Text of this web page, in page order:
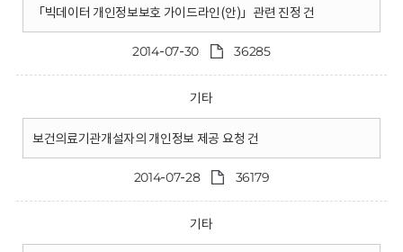
「빅데이터 개인정보보호 가이드라인(안)」관련 진정 건
2014-07-30 36285
기타
보건의료기관개설자의 개인정보 제공 요청 건
2014-07-28 36179
기타